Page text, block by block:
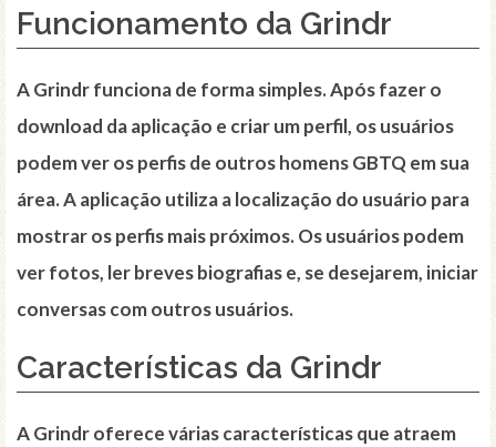
Funcionamento da Grindr
A Grindr funciona de forma simples. Após fazer o
download da aplicação e criar um perfil, os usuários
podem ver os perfis de outros homens GBTQ em sua
área. A aplicação utiliza a localização do usuário para
mostrar os perfis mais próximos. Os usuários podem
ver fotos, ler breves biografias e, se desejarem, iniciar
conversas com outros usuários.
Características da Grindr
A Grindr oferece várias características que atraem